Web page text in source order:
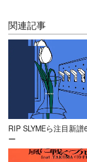
関連記事
RIP SLYMEら注目新
ー